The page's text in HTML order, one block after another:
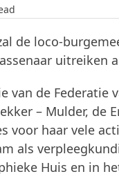
de loco-
uitreiken
van de Federatie
– Mulder, de
voor haar vele
als
Huis en in